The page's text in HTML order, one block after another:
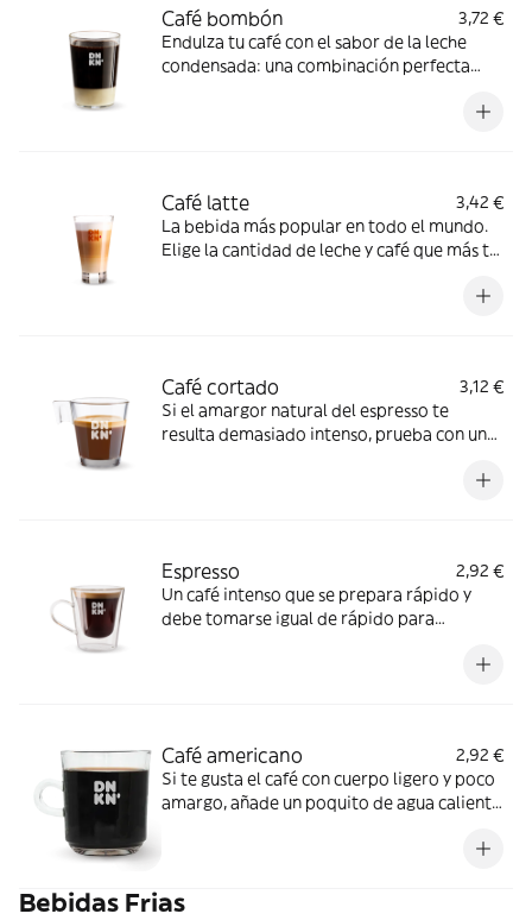
Café bombón
3,72 €
Endulza tu café con el sabor de la leche
condensada: una combinación perfecta
Café latte
3,42 €
La bebida más popular en todo el mundo.
Elige la cantidad de leche y café que más te
Café cortado
3,12 €
Si el amargor natural del espresso te
resulta demasiado intenso, prueba con un
Espresso
2,92 €
Un café intenso que se prepara rápido y
debe tomarse igual de rápido para
Café americano
2,92 €
Si te gusta el café con cuerpo ligero y poco
amargo, añade un poquito de agua caliente
Bebidas Frias